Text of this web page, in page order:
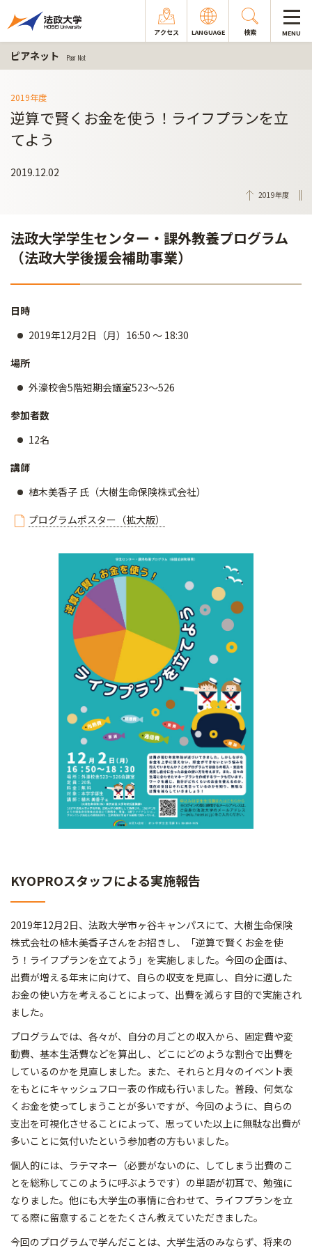
アクセス LANGUAGE 検索 MENU
ピアネット Peer Net
2019年度
逆算で賢くお金を使う！ライフプランを立
てよう
2019.12.02
2019年度
法政大学学生センター・課外教養プログラム
（法政大学後援会補助事業）
日時
2019年12月2日（月）16:50 ～ 18:30
場所
外濠校舎5階短期会議室523～526
参加者数
12名
講師
植木美香子 氏（大樹生命保険株式会社）
プログラムポスター（拡大版）
KYOPROスタッフによる実施報告
2019年12月2日、法政大学市ヶ谷キャンパスにて、大樹生命保険
株式会社の植木美香子さんをお招きし、「逆算で賢くお金を使
う！ライフプランを立てよう」を実施しました。今回の企画は、
出費が増える年末に向けて、自らの収支を見直し、自分に適した
お金の使い方を考えることによって、出費を減らす目的で実施され
ました。
プログラムでは、各々が、自分の月ごとの収入から、固定費や変
動費、基本生活費などを算出し、どこにどのような割合で出費を
しているのかを見直しました。また、それらと月々のイベント表
をもとにキャッシュフロー表の作成も行いました。普段、何気な
くお金を使ってしまうことが多いですが、今回のように、自らの
支出を可視化させることによって、思っていた以上に無駄な出費が
多いことに気付いたという参加者の方もいました。
個人的には、ラテマネー（必要がないのに、してしまう出費のこ
とを総称してこのように呼ぶようです）の単語が初耳で、勉強に
なりました。他にも大学生の事情に合わせて、ライフプランを立
てる際に留意することをたくさん教えていただきました。
今回のプログラムで学んだことは、大学生活のみならず、将来の